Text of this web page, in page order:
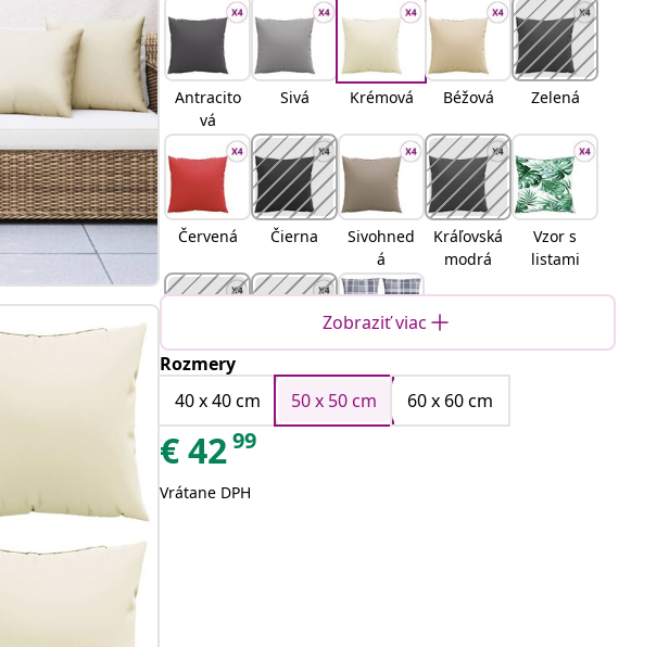
Antracito
vá
Sivá Krémová Béžová Zelená
Červená Čierna
Sivohned
á
Kráľovská
modrá
Vzor s
listami
Zelená a
ružová
Modrá a
biela
Šedá
kocka
Zobraziť viac
Rozmery
40 x 40 cm
50 x 50 cm 60 x 60 cm
€4299
Vrátane DPH